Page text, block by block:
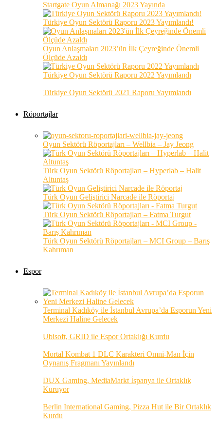
Startgate Oyun Almanağı 2023 Yayında
Türkiye Oyun Sektörü Raporu 2023 Yayımlandı!
Oyun Anlaşmaları 2023’ün İlk Çeyreğinde Önemli
Ölçüde Azaldı
Türkiye Oyun Sektörü Raporu 2022 Yayımlandı
Türkiye Oyun Sektörü 2021 Raporu Yayımlandı
Röportajlar
Oyun Sektörü Röportajları – Wellbia – Jay Jeong
Türk Oyun Sektörü Röportajları – Hyperlab – Halit
Altuntaş
Türk Oyun Geliştirici Narcade ile Röportaj
Türk Oyun Sektörü Röportajları – Fatma Turgut
Türk Oyun Sektörü Röportajları – MCI Group – Barış
Kahrıman
Espor
Terminal Kadıköy ile İstanbul Avrupa’da Esporun Yeni
Merkezi Haline Gelecek
Ubisoft, GRID ile Espor Ortaklığı Kurdu
Mortal Kombat 1 DLC Karakteri Omni-Man İçin
Oynanış Fragmanı Yayınlandı
DUX Gaming, MediaMarkt İspanya ile Ortaklık
Kuruyor
Berlin International Gaming, Pizza Hut ile Bir Ortaklık
Kurdu